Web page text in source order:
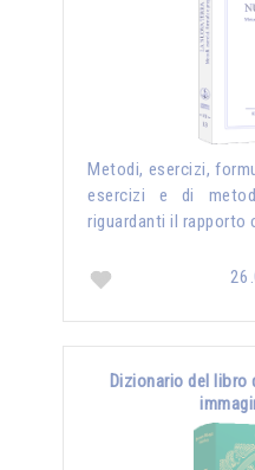
Metodi, esercizi,
esercizi e di
riguardanti il rapporto
Dizionario del libro